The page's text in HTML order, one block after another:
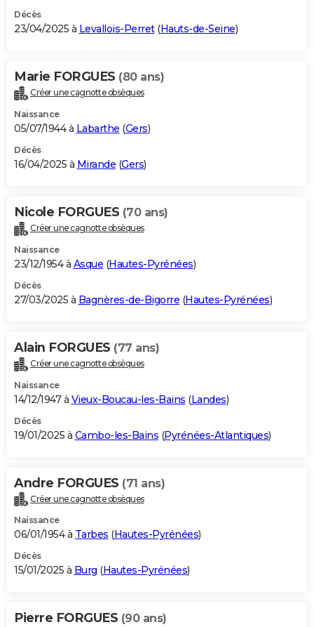
Décès
23/04/2025 à Levallois-Perret(Hauts-de-Seine)
Marie FORGUES (80 ans)
Créer une cagnotte obsèques
Naissance
05/07/1944 à Labarthe (Gers)
Décès
16/04/2025 à Mirande (Gers)
Nicole FORGUES (70 ans)
Créer une cagnotte obsèques
Naissance
23/12/1954 à Asque (Hautes-Pyrénées)
Décès
27/03/2025 à Bagnères-de-Bigorre (Hautes-Pyrénées)
Alain FORGUES (77 ans)
Créer une cagnotte obsèques
Naissance
14/12/1947 à Vieux-Boucau-les-Bains (Landes)
Décès
19/01/2025 à Cambo-les-Bains (Pyrénées-Atlantiques)
Andre FORGUES (71 ans)
Créer une cagnotte obsèques
Naissance
06/01/1954 à Tarbes (Hautes-Pyrénées)
Décès
15/01/2025 à Burg (Hautes-Pyrénées)
Pierre FORGUES (90 ans)